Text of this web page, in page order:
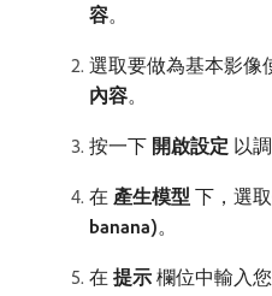
容。
選取要做為基本影像
內容。
按一下​ 開啟設定 以
在​ 產生模型 ​下，選取​
banana)。
在​ 提示 欄位中輸入您